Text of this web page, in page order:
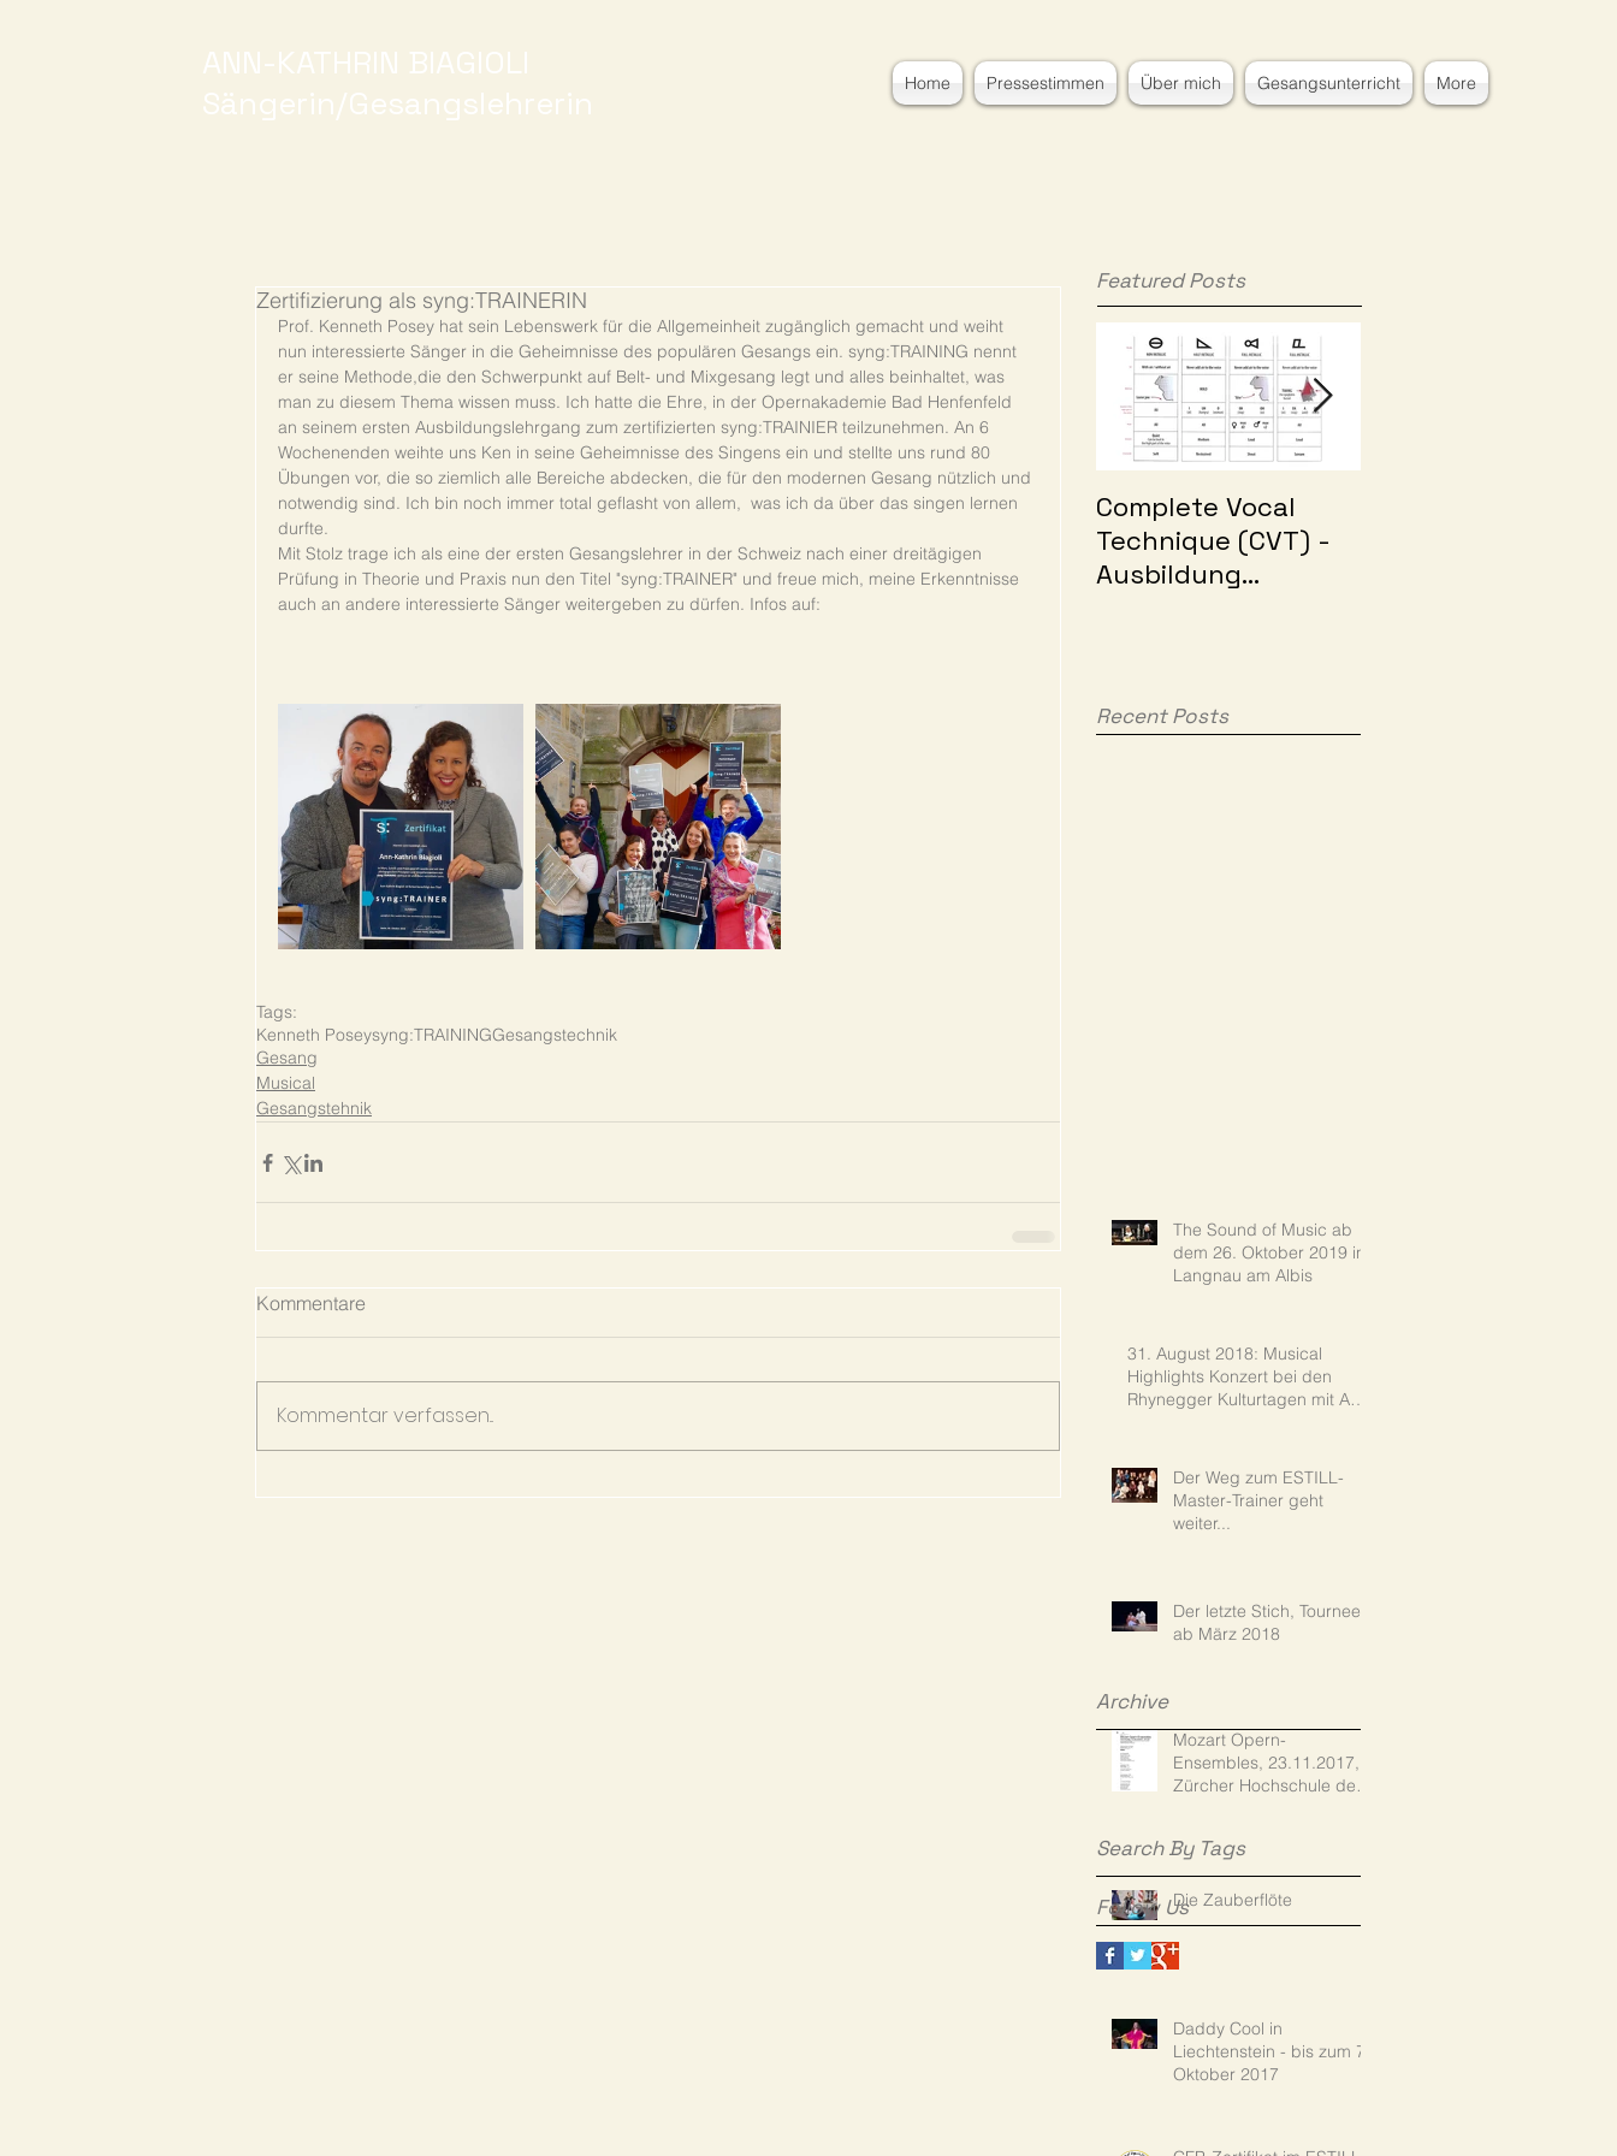
ANN-KATHRIN BIAGIOLI
Sängerin/Gesangslehrerin
Home Pressestimmen Über mich Gesangsunterricht More
Zertifizierung als syng:TRAINERIN
Prof. Kenneth Posey hat sein Lebenswerk für die Allgemeinheit zugänglich gemacht und weiht
nun interessierte Sänger in die Geheimnisse des populären Gesangs ein. syng:TRAINING nennt
er seine Methode,die den Schwerpunkt auf Belt- und Mixgesang legt und alles beinhaltet, was
man zu diesem Thema wissen muss. Ich hatte die Ehre, in der Opernakademie Bad Henfenfeld
an seinem ersten Ausbildungslehrgang zum zertifizierten syng:TRAINIER teilzunehmen. An 6
Wochenenden weihte uns Ken in seine Geheimnisse des Singens ein und stellte uns rund 80
Übungen vor, die so ziemlich alle Bereiche abdecken, die für den modernen Gesang nützlich und
notwendig sind. Ich bin noch immer total geflasht von allem,  was ich da über das singen lernen
durfte.
Mit Stolz trage ich als eine der ersten Gesangslehrer in der Schweiz nach einer dreitägigen
Prüfung in Theorie und Praxis nun den Titel "syng:TRAINER" und freue mich, meine Erkenntnisse
auch an andere interessierte Sänger weitergeben zu dürfen. Infos auf:
Tags:
Kenneth Poseysyng:TRAININGGesangstechnik
Gesang
Musical
Gesangstehnik
Kommentare
Kommentar verfassen...
Featured Posts
Complete Vocal
Technique (CVT) -
Ausbildung
Recent Posts
The Sound of Music ab
dem 26. Oktober 2019 in
Langnau am Albis
31. August 2018: Musical
Highlights Konzert bei den
Rhynegger Kulturtagen mit Ann-
Der Weg zum ESTILL-
Master-Trainer geht
weiter...
Der letzte Stich, Tournee
ab März 2018
Mozart Opern-
Ensembles, 23.11.2017,
Zürcher Hochschule der
Die Zauberflöte
Daddy Cool in
Liechtenstein - bis zum 7.
Oktober 2017
Follow Us
Search By Tags
Archive